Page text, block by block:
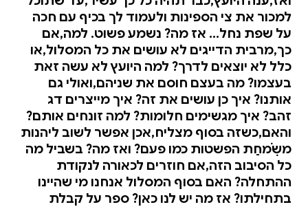
למכור את צי הספינות ולעמוד לך בכיף עם חכה
על שפת נחל... אז מה? נשמע פשוט. למה,אם
כך,מרבית הדייגים לא עושים את כל המסלול,או
כלל לא יוצאים לדרך? למה היועץ לא עשה זאת
בעצמו? מה בעצם חוסם את שניהם,ואולי גם
אותנו? איך כן עושים את זה? איך מייצרים דג
זהב? איך מגשימים חלומות? למה זונחים אותם?
והאם,כשזה בסוף מצליח,אכן אפשר לשוב ליהנות
משִֹמחַת הפשטות כמו פעם? ואז מה? בשביל מה
כל הסיבוב הזה,אם חוזרים לכאורה לנקודת
ההתחלה? האם בסוף המסלול אנחנו מי שהיינו
בתחילתו? אז מה יש לנו כאן? ספר על קבלת